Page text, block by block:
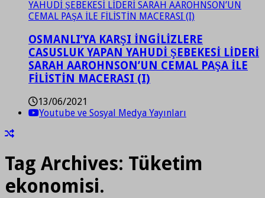
OSMANLI’YA KARŞI İNGİLİZLERE
CASUSLUK YAPAN YAHUDİ ŞEBEKESİ LİDERİ
SARAH AAROHNSON’UN CEMAL PAŞA İLE
FİLİSTİN MACERASI (I)
13/06/2021
Youtube ve Sosyal Medya Yayınları
Tag Archives: Tüketim
ekonomisi.